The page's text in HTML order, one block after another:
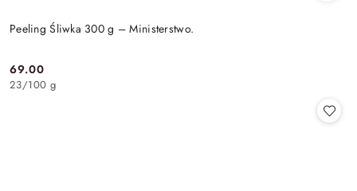
Peeling Śliwka 300 g – Ministerstwo.
Cena:
69.00
23/100 g